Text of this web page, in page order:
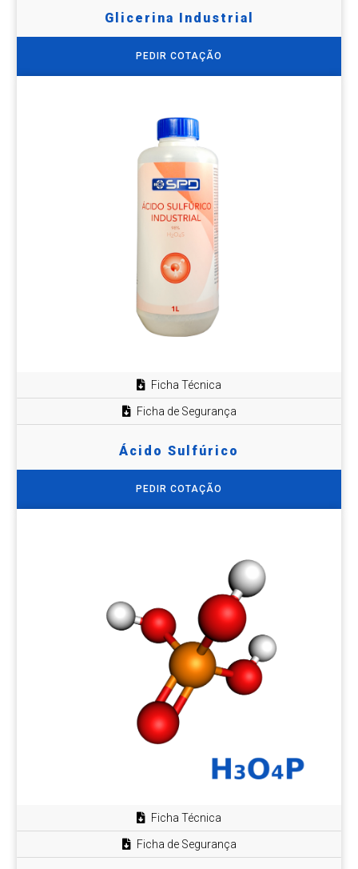
Glicerina Industrial
PEDIR COTAÇÃO
Ficha Técnica
Ficha de Segurança
Ácido Sulfúrico
PEDIR COTAÇÃO
Ficha Técnica
Ficha de Segurança